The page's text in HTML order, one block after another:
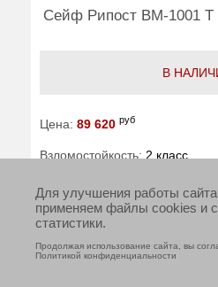
Сейф Рипост ВМ-1001 Т
В
Цена: 89 620 руб
Взломостойкость: 2 класс
Огнестойкость: 30Б
Тип замка: электронный
Внешние размеры (ВхШхГ):
Для улучшения работы
применяем файлы cookies и
статистики.
Продолжая использование сайта, вы
Политикой конфиденциальности